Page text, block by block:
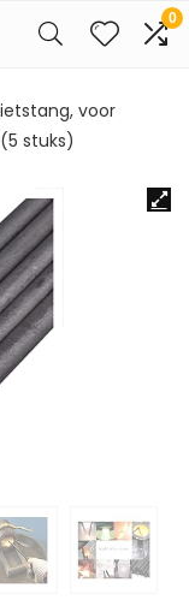
0
voor
stuks)